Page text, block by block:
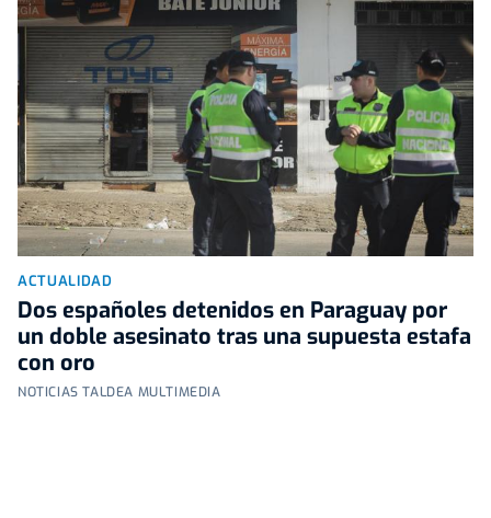
ACTUALIDAD
Dos españoles detenidos en Paraguay por
un doble asesinato tras una supuesta estafa
con oro
NOTICIAS TALDEA MULTIMEDIA